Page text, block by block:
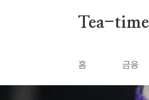
Tea-time
홈 금융